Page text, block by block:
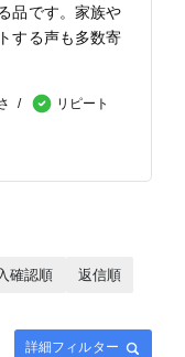
品です。家族や
する声も多数寄
リピート
詳細フィルター
確認順 返信順